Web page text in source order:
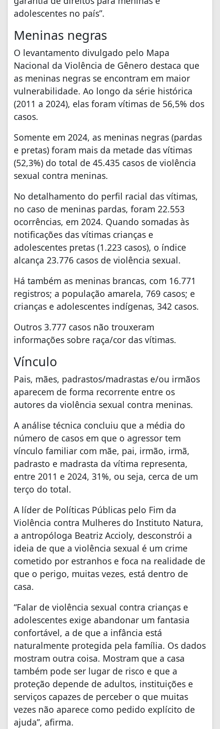
adolescentes no país”.
Meninas negras
O levantamento divulgado pelo Mapa
Nacional da Violência de Gênero destaca que
as meninas negras se encontram em maior
vulnerabilidade. Ao longo da série histórica
(2011 a 2024), elas foram vítimas de 56,5% dos
casos.
Somente em 2024, as meninas negras (pardas
e pretas) foram mais da metade das vítimas
(52,3%) do total de 45.435 casos de violência
sexual contra meninas.
No detalhamento do perfil racial das vítimas,
no caso de meninas pardas, foram 22.553
ocorrências, em 2024. Quando somadas às
notificações das vítimas crianças e
adolescentes pretas (1.223 casos), o índice
alcança 23.776 casos de violência sexual.
Há também as meninas brancas, com 16.771
registros; a população amarela, 769 casos; e
crianças e adolescentes indígenas, 342 casos.
Outros 3.777 casos não trouxeram
informações sobre raça/cor das vítimas.
Vínculo
Pais, mães, padrastos/madrastas e/ou irmãos
aparecem de forma recorrente entre os
autores da violência sexual contra meninas.
A análise técnica concluiu que a média do
número de casos em que o agressor tem
vínculo familiar com mãe, pai, irmão, irmã,
padrasto e madrasta da vítima representa,
entre 2011 e 2024, 31%, ou seja, cerca de um
terço do total.
A líder de Políticas Públicas pelo Fim da
Violência contra Mulheres do Instituto Natura,
a antropóloga Beatriz Accioly, desconstrói a
ideia de que a violência sexual é um crime
cometido por estranhos e foca na realidade de
que o perigo, muitas vezes, está dentro de
casa.
“Falar de violência sexual contra crianças e
adolescentes exige abandonar um fantasia
confortável, a de que a infância está
naturalmente protegida pela família. Os dados
mostram outra coisa. Mostram que a casa
também pode ser lugar de risco e que a
proteção depende de adultos, instituições e
serviços capazes de perceber o que muitas
vezes não aparece como pedido explícito de
ajuda”, afirma.